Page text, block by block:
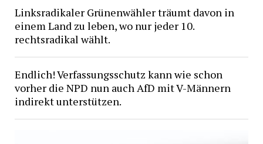
Linksradikaler Grünenwähler träumt davon in
einem Land zu leben, wo nur jeder 10.
rechtsradikal wählt.
Endlich! Verfassungsschutz kann wie schon
vorher die NPD nun auch AfD mit V-Männern
indirekt unterstützen.